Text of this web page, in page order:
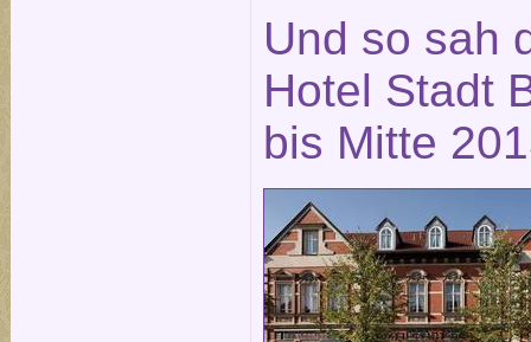
Und so sah
Hotel Stadt
bis Mitte